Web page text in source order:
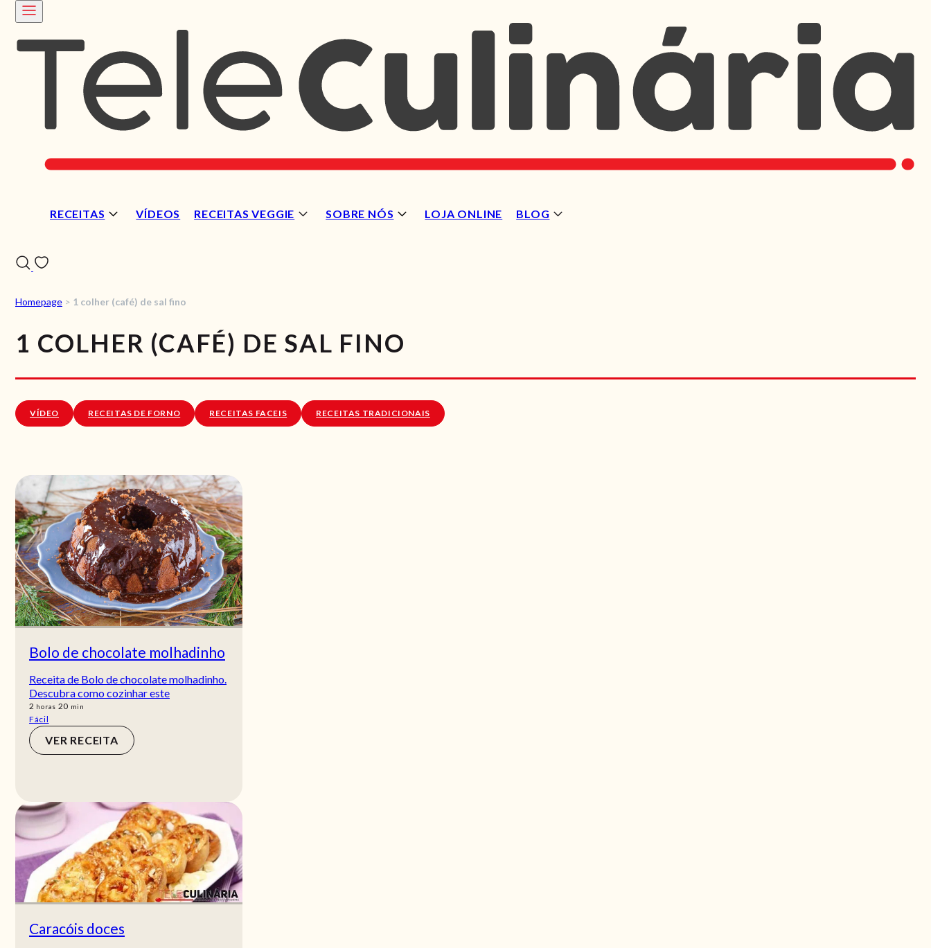
RECEITAS VÍDEOS RECEITAS VEGGIE SOBRE NÓS LOJA ONLINE BLOG
Homepage > 1 colher (café) de sal fino
1 COLHER (CAFÉ) DE SAL FINO
VÍDEO RECEITAS DE FORNO RECEITAS FACEIS RECEITAS TRADICIONAIS
Bolo de chocolate molhadinho
Receita de Bolo de chocolate molhadinho.
Descubra como cozinhar este
2 horas
horas 20 min
min
Fácil
VER RECEITA
Caracóis doces